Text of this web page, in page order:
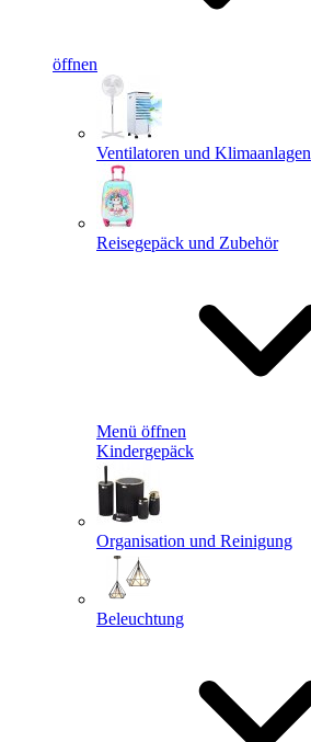
öffnen
Ventilatoren und Klimaanlagen
Reisegepäck und Zubehör
Menü öffnen
Kindergepäck
Organisation und Reinigung
Beleuchtung